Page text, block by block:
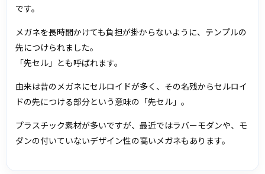
です。
メガネを長時間かけても負担が掛からないように、テンプルの
先につけられました。
「先セル」とも呼ばれます。
由来は昔のメガネにセルロイドが多く、その名残からセルロイ
ドの先につける部分という意味の「先セル」。
プラスチック素材が多いですが、最近ではラバーモダンや、モ
ダンの付いていないデザイン性の高いメガネもあります。